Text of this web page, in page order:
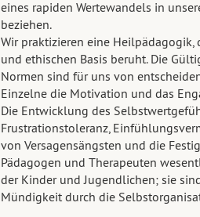
eines rapiden Wertewandels in
beziehen.
Wir praktizieren eine
und ethischen Basis beruht. Die
Normen sind für uns von
Einzelne die Motivation und das
Die Entwicklung des
Frustrationstoleranz,
von Versagensängsten und die
Pädagogen und Therapeuten
der Kinder und Jugendlichen; sie
Mündigkeit durch die